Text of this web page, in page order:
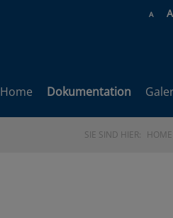
A A
Home Dokumentation
SIE SIND HIER: HOME